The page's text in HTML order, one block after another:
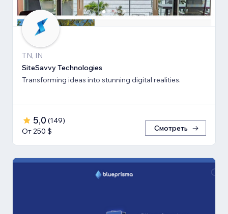
TN, IN
SiteSavvy Technologies
Transforming ideas into stunning digital realities.
5,0 (149)
От 250 $
Смотреть